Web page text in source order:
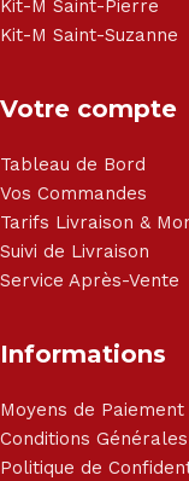
Kit-M Saint-Pierre
Kit-M Saint-Suzanne
Votre compte
Tableau de Bord
Vos Commandes
Tarifs Livraison &
Suivi de Livraison
Service Après-Vente
Informations
Moyens de Paiement
Conditions
Politique de